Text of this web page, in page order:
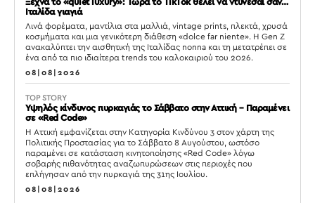
Ξέχνα το «quiet luxury»: Τώρα το TikTok θέλει να ντύνεσαι σαν…
Ιταλίδα γιαγιά
Λινά φορέματα, μαντίλια στα μαλλιά, vintage prints, πλεκτά, χρυσά
κοσμήματα και μια γενικότερη διάθεση «dolce far niente». Η Gen Z
ανακαλύπτει την αισθητική της Ιταλίδας nonna και τη μετατρέπει σε
ένα από τα πιο ιδιαίτερα trends του καλοκαιριού του 2026.
08|08|2026
TOP STORY
Υψηλός κίνδυνος πυρκαγιάς το Σάββατο στην Αττική – Παραμένει
σε «Red Code»
Η Αττική εμφανίζεται στην Κατηγορία Κινδύνου 3 στον χάρτη της
Πολιτικής Προστασίας για το Σάββατο 8 Αυγούστου, ωστόσο
παραμένει σε κατάσταση κινητοποίησης «Red Code» λόγω
σοβαρής πιθανότητας αναζωπυρώσεων στις περιοχές που
επλήγησαν από την πυρκαγιά της 31ης Ιουλίου.
08|08|2026